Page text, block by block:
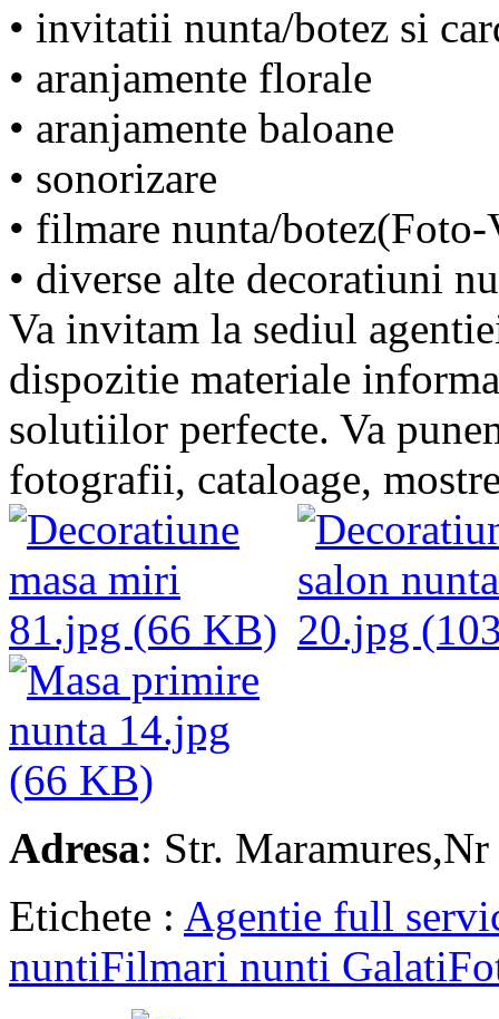
• invitatii nunta/botez si
• aranjamente florale
• aranjamente baloane
• sonorizare
• filmare nunta/
• diverse alte decoratiuni
Va invitam la sediul
dispozitie materiale
solutiilor perfecte. Va
fotografii, cataloage,
Adresa: Str.
Etichete : Agentie full
nuntiFilmari nunti Galati